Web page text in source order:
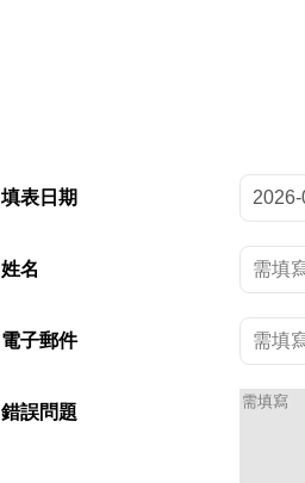
填表日期
姓名
電子郵件
錯誤問題